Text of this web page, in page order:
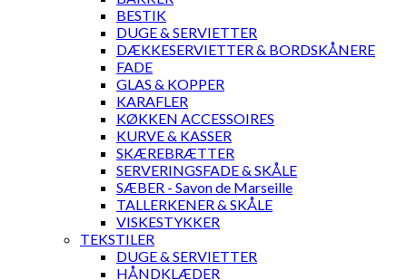
BESTIK
DUGE & SERVIETTER
DÆKKESERVIETTER & BORDSKÅNERE
FADE
GLAS & KOPPER
KARAFLER
KØKKEN ACCESSOIRES
KURVE & KASSER
SKÆREBRÆTTER
SERVERINGSFADE & SKÅLE
SÆBER - Savon de Marseille
TALLERKENER & SKÅLE
VISKESTYKKER
TEKSTILER
DUGE & SERVIETTER
HÅNDKLÆDER